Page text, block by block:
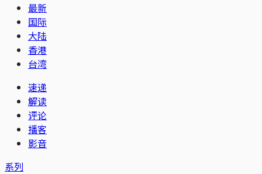
最新
国际
大陆
香港
台湾
速递
解读
评论
播客
影音
系列